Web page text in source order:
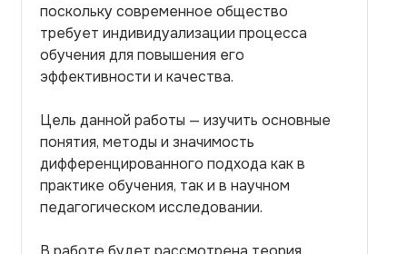
поскольку современное общество
требует индивидуализации процесса
обучения для повышения его
эффективности и качества.
Цель данной работы — изучить основные
понятия, методы и значимость
дифференцированного подхода как в
практике обучения, так и в научном
педагогическом исследовании.